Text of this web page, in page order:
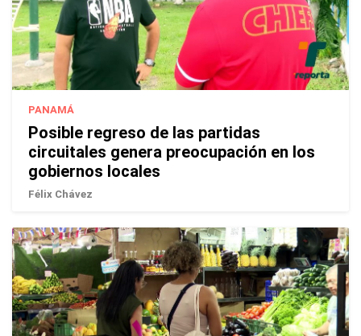
PANAMÁ
Posible regreso de las partidas
circuitales genera preocupación en los
gobiernos locales
Félix Chávez